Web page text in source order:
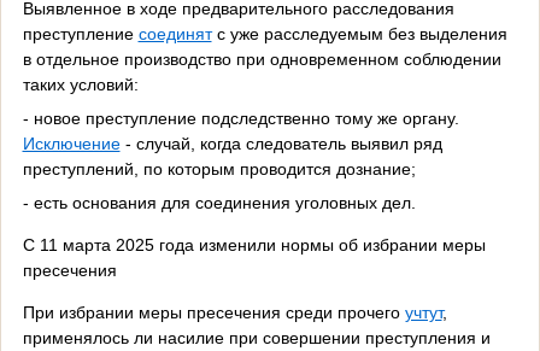
Выявленное в ходе предварительного расследования
преступление соединятс уже расследуемым без выделения
в отдельное производство при одновременном соблюдении
таких условий:
- новое преступление подследственно тому же органу.
Исключение- случай, когда следователь выявил ряд
преступлений, по которым проводится дознание;
- есть основания для соединения уголовных дел.
С 11 марта 2025 года изменили нормы об избрании меры
пресечения
При избрании меры пресечения среди прочего учтут,
применялось ли насилие при совершении преступления и